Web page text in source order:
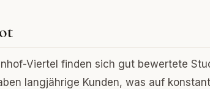
Viertel finden sich gut bewertete
langjährige Kunden, was auf